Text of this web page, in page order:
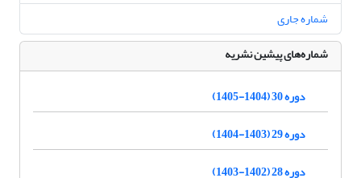
شماره جاری
شماره‌های پیشین نشریه
دوره 30 (1404-1405)
دوره 29 (1403-1404)
دوره 28 (1402-1403)